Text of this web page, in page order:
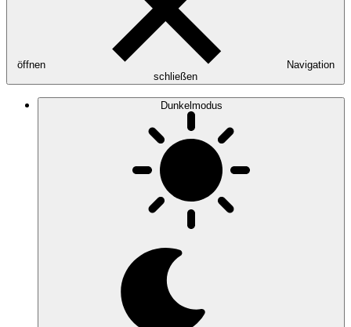
öffnen
Navigation
schließen
Dunkelmodus